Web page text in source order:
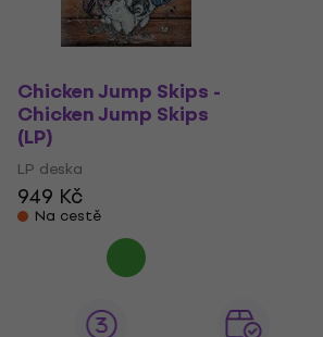
Chicken Jump Skips -
Chicken Jump Skips
(LP)
LP deska
949 Kč
Na cestě